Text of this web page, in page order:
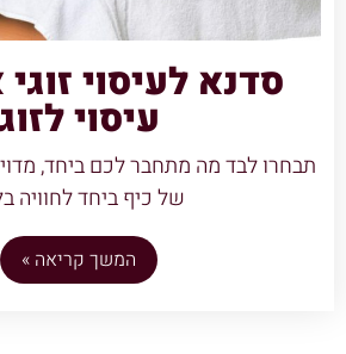
סדנא לעיסוי
עיסוי לזוג
תבחרו לבד מה מתחבר לכם ביחד,
של כיף ביחד לחוויה
המשך קריאה »